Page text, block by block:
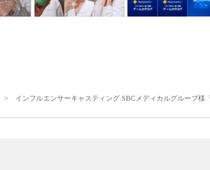
> インフルエンサーキャスティング SBCメディカルグループ様